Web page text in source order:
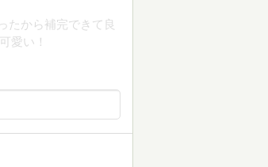
たから補完できて良
愛い！